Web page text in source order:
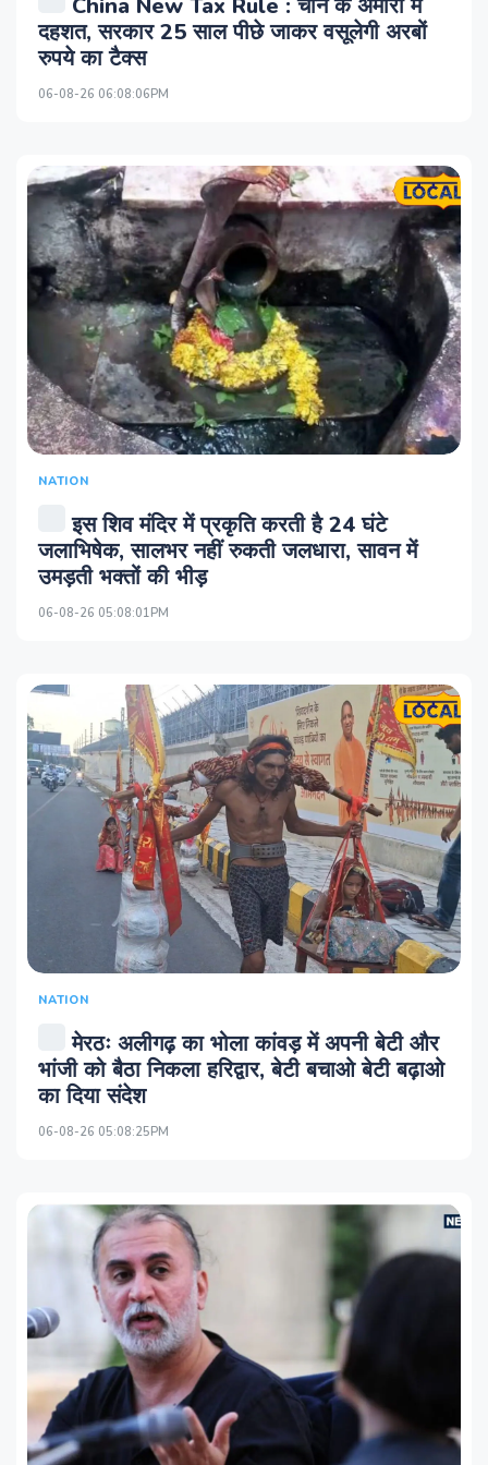
दहशत, सरकार 25 साल पीछे जाकर वसूलेगी अरबों
रुपये का टैक्स
06-08-26 06:08:06PM
NATION
इस शिव मंदिर में प्रकृति करती है 24 घंटे
जलाभिषेक, सालभर नहीं रुकती जलधारा, सावन में
उमड़ती भक्तों की भीड़
06-08-26 05:08:01PM
NATION
मेरठः अलीगढ़ का भोला कांवड़ में अपनी बेटी और
भांजी को बैठा निकला हरिद्वार, बेटी बचाओ बेटी बढ़ाओ
का दिया संदेश
06-08-26 05:08:25PM